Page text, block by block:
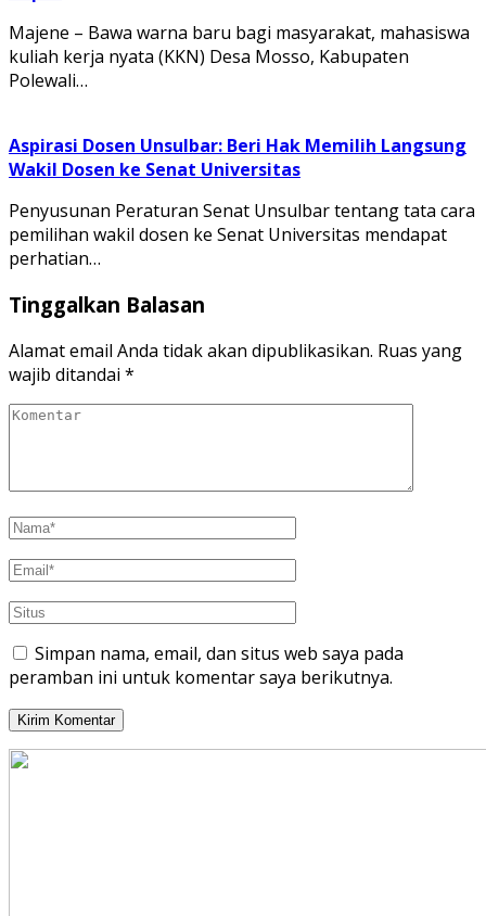
Majene – Bawa warna baru bagi masyarakat, mahasiswa
kuliah kerja nyata (KKN) Desa Mosso, Kabupaten
Polewali…
Aspirasi Dosen Unsulbar: Beri Hak Memilih Langsung
Wakil Dosen ke Senat Universitas
Penyusunan Peraturan Senat Unsulbar tentang tata cara
pemilihan wakil dosen ke Senat Universitas mendapat
perhatian…
Tinggalkan Balasan
Alamat email Anda tidak akan dipublikasikan. Ruas yang
wajib ditandai *
Simpan nama, email, dan situs web saya pada
peramban ini untuk komentar saya berikutnya.